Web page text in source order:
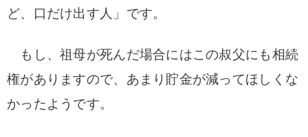
ど、口だけ出す人」です。
もし、祖母が死んだ場合にはこの叔父にも相続
権がありますので、あまり貯金が減ってほしくな
かったようです。